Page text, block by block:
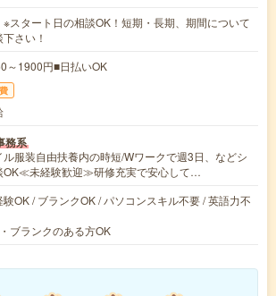
※スタート日の相談OK！短期・長期、期間について
さい！
～1900円■日払いOK
務系
ル服装自由扶養内の時短/Wワークで週3日、などシ
OK≪未経験歓迎≫研修充実で安心して…
OK / ブランクOK / パソコンスキル不要 / 英語力不
ブランクのある方OK